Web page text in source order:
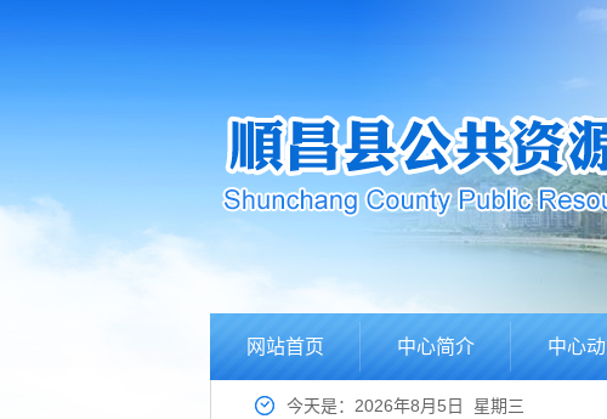
网站首页 中心简介 中心
今天是：2026年8月5日 星期三